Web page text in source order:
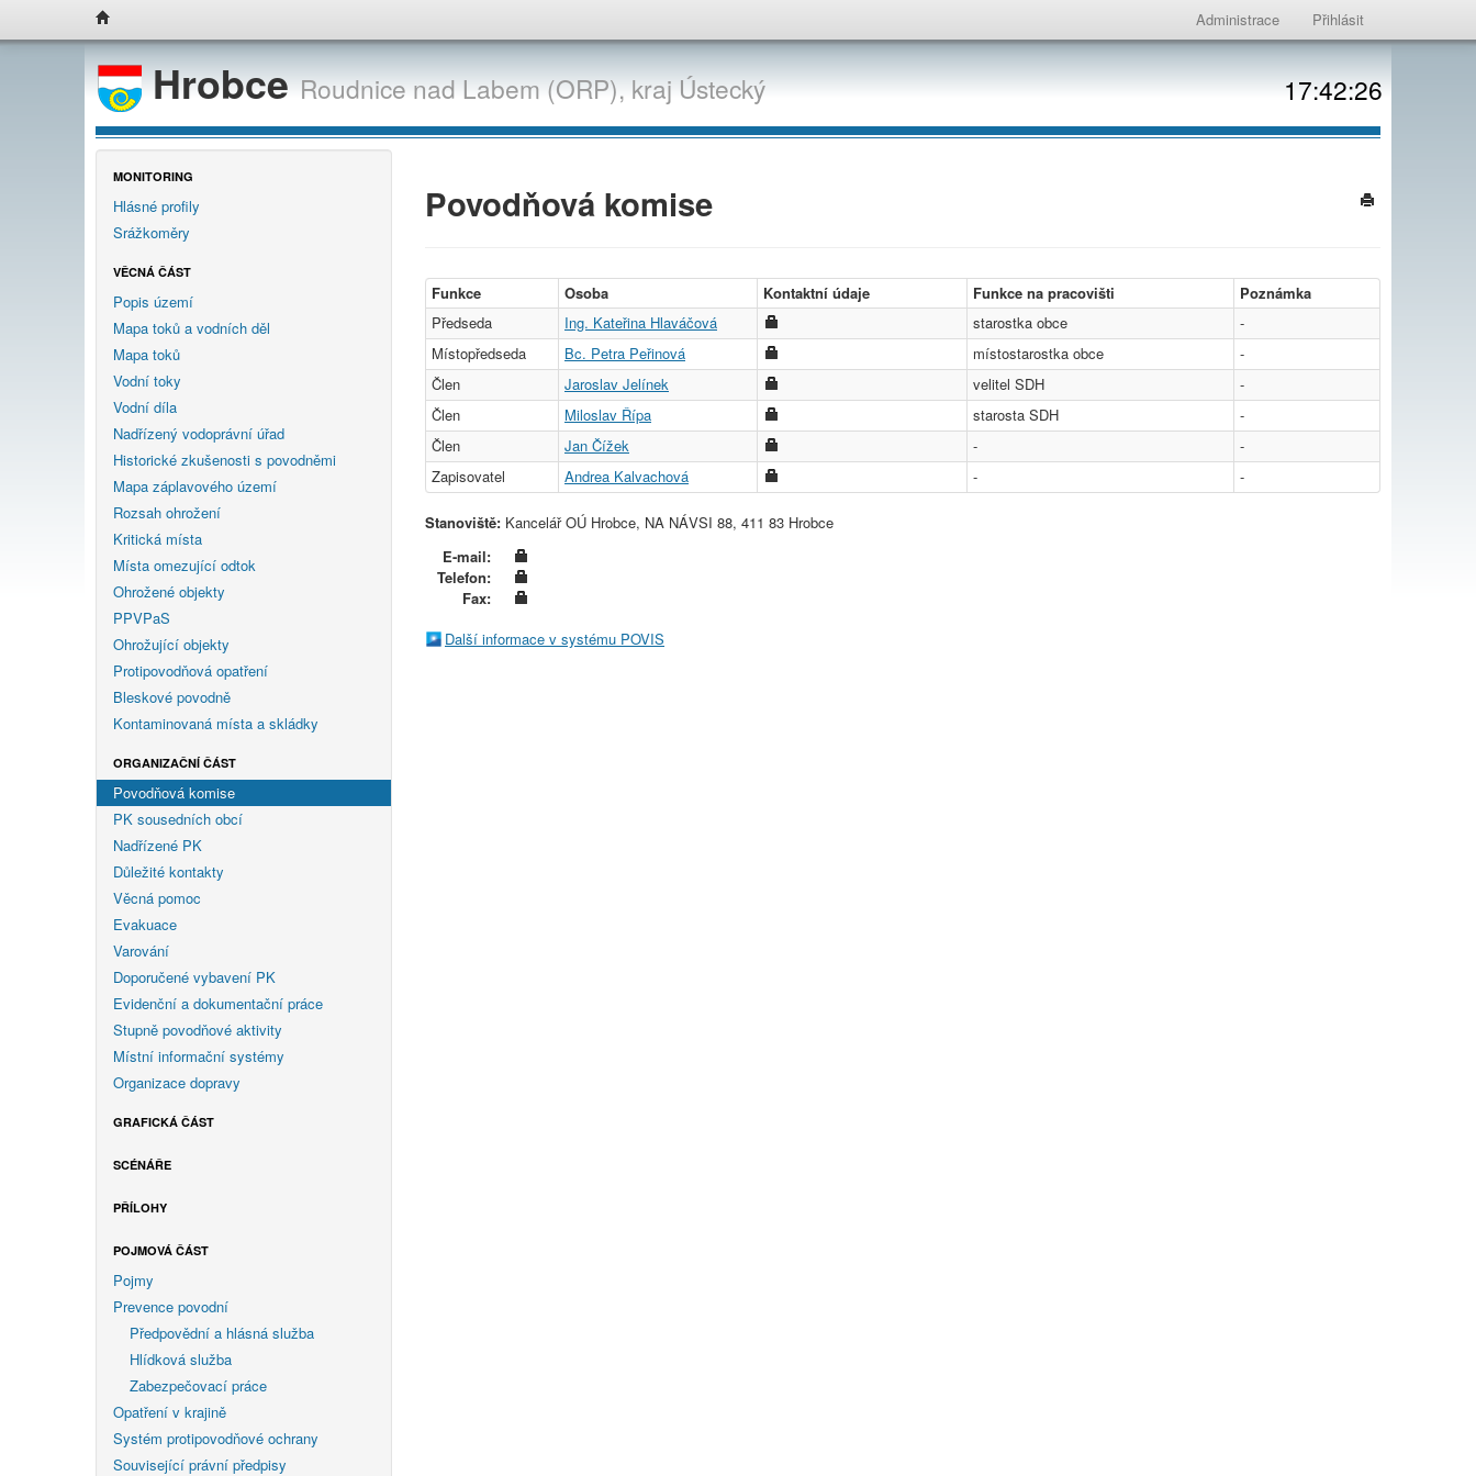
Administrace Přihlásit
HrobceRoudnice nad Labem (ORP),krajÚstecký 17:42:26
MONITORING
Hlásné profily
Srážkoměry
VĚCNÁ ČÁST
Popis území
Mapa toků a vodních děl
Mapa toků
Vodní toky
Vodní díla
Nadřízený vodoprávní úřad
Historické zkušenosti s povodněmi
Mapa záplavového území
Rozsah ohrožení
Kritická místa
Místa omezující odtok
Ohrožené objekty
PPVPaS
Ohrožující objekty
Protipovodňová opatření
Bleskové povodně
Kontaminovaná místa a skládky
ORGANIZAČNÍ ČÁST
Povodňová komise
PK sousedních obcí
Nadřízené PK
Důležité kontakty
Věcná pomoc
Evakuace
Varování
Doporučené vybavení PK
Evidenční a dokumentační práce
Stupně povodňové aktivity
Místní informační systémy
Organizace dopravy
GRAFICKÁ ČÁST
SCÉNÁŘE
PŘÍLOHY
POJMOVÁ ČÁST
Pojmy
Prevence povodní
Předpovědní a hlásná služba
Hlídková služba
Zabezpečovací práce
Opatření v krajině
Systém protipovodňové ochrany
Související právní předpisy
Povodňová komise
Funkce Osoba Kontaktní údaje Funkce na pracovišti
Poznámka
Předseda
Ing. Kateřina Hlaváčová starostka obce
-
Místopředseda
Bc. Petra Peřinová místostarostka obce
-
Člen
Jaroslav Jelínek velitel SDH
-
Člen
Miloslav Řípa starosta SDH
-
Člen
Jan Čížek -
-
Zapisovatel
Andrea Kalvachová - -
Stanoviště: Kancelář OÚ Hrobce, NA NÁVSI 88, 411 83 Hrobce
E-mail:
Telefon:
Fax:
Další informace v systému POVIS